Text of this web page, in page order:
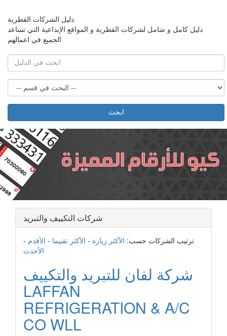
دليل الشركات القطرية
دليل كامل و شامل لشركات القطرية و المواقع الإبداعية التي تساعد
الجميع في اعمالهم
ابحث
شركات التكييف والتبريد
ترتيب الشركات حسب: الأكثر زيارة - الأكثر تقييما - الأقدم -
الأحدث
شركة لفان للتبريد والتكييف
LAFFAN
REFRIGERATION & A/C
CO WLL